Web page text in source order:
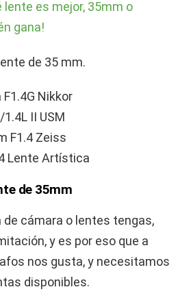
de 35 mm.
Nikkor
II USM
F1.4 Zeiss
Lente Artística
de 35mm
cámara o lentes tengas,
y es por eso que a
nos gusta, y necesitamos
disponibles.